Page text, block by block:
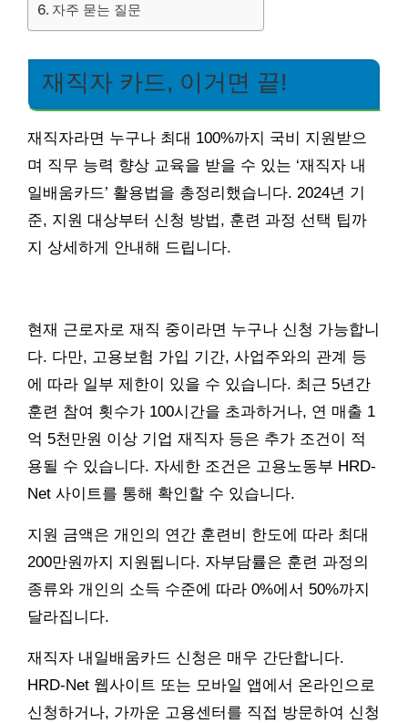
자주 묻는 질문
재직자 카드, 이거면 끝!
재직자라면 누구나 최대 100%까지 국비 지원받으
며 직무 능력 향상 교육을 받을 수 있는 ‘재직자 내
일배움카드’ 활용법을 총정리했습니다. 2024년 기
준, 지원 대상부터 신청 방법, 훈련 과정 선택 팁까
지 상세하게 안내해 드립니다.
현재 근로자로 재직 중이라면 누구나 신청 가능합니
다. 다만, 고용보험 가입 기간, 사업주와의 관계 등
에 따라 일부 제한이 있을 수 있습니다. 최근 5년간
훈련 참여 횟수가 100시간을 초과하거나, 연 매출 1
억 5천만원 이상 기업 재직자 등은 추가 조건이 적
용될 수 있습니다. 자세한 조건은 고용노동부 HRD-
Net 사이트를 통해 확인할 수 있습니다.
지원 금액은 개인의 연간 훈련비 한도에 따라 최대
200만원까지 지원됩니다. 자부담률은 훈련 과정의
종류와 개인의 소득 수준에 따라 0%에서 50%까지
달라집니다.
재직자 내일배움카드 신청은 매우 간단합니다.
HRD-Net 웹사이트 또는 모바일 앱에서 온라인으로
신청하거나, 가까운 고용센터를 직접 방문하여 신청